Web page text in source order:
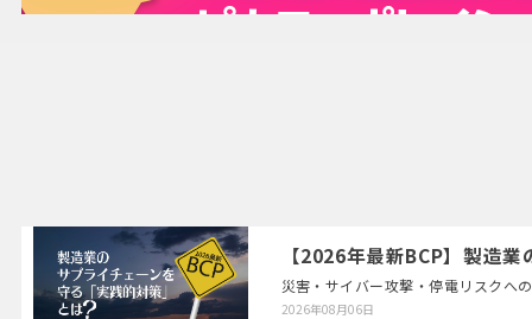
【2026年最新BCP】製造
災害・サイバー攻撃・停電リスクへ
2026年08月06日